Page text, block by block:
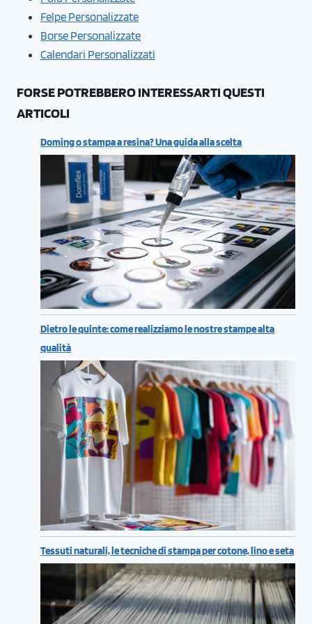
Felpe Personalizzate
Borse Personalizzate
Calendari Personalizzati
FORSE POTREBBERO INTERESSARTI QUESTI
ARTICOLI
Doming o stampa a resina? Una guida alla scelta
Dietro le quinte: come realizziamo le nostre stampe alta
qualità
Tessuti naturali, le tecniche di stampa per cotone, lino e seta